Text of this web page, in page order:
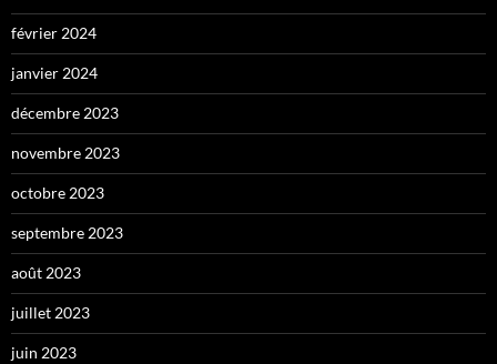
février 2024
janvier 2024
décembre 2023
novembre 2023
octobre 2023
septembre 2023
août 2023
juillet 2023
juin 2023